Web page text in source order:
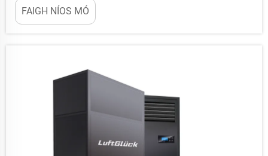
freastal go héifeachtach ar a gceannach i dtreo rialú
an t-uisce gan a bheith ina n-éifeacht a laghdú...
FAIGH NÍOS MÓ